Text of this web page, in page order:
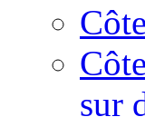
sur